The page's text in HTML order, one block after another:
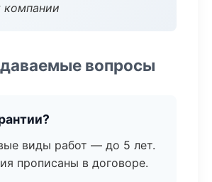
вопросы
виды работ — до 5 лет.
прописаны в договоре.